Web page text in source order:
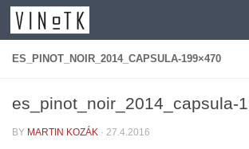
Skip to content
ES_PINOT_NOIR_2014_CAPSULA-199×470
es_pinot_noir_2014_capsula-
BY MARTIN KOZÁK · 27.4.2016